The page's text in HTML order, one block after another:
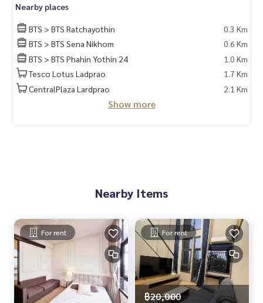
- เตียง
- โต๊ะข้างเตียง
- โซฟา
- ตู้เก็บของ
- ชั้นวางทีวี
- ผ้าม่านกัน UV
Nearby places
BTS > BTS Ratchayothin
0.3 Km
BTS > BTS Sena Nikhom
0.6 Km
BTS > BTS Phahin Yothin 24
1.0 Km
Tesco Lotus Ladprao
1.7 Km
CentralPlaza Lardprao
2.1 Km
Show more
Nearby Items
For rent For rent
฿20,000